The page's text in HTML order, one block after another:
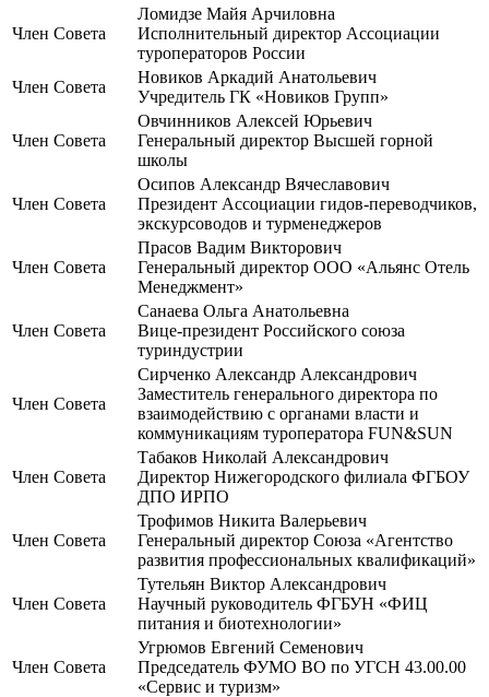
Член Совета
Ломидзе Майя Арчиловна
Исполнительный директор Ассоциации
туроператоров России
Член Совета
Новиков Аркадий Анатольевич
Учредитель ГК «Новиков Групп»
Член Совета
Овчинников Алексей Юрьевич
Генеральный директор Высшей горной
школы
Член Совета
Осипов Александр Вячеславович
Президент Ассоциации гидов-переводчиков,
экскурсоводов и турменеджеров
Член Совета
Прасов Вадим Викторович
Генеральный директор ООО «Альянс Отель
Менеджмент»
Член Совета
Санаева Ольга Анатольевна
Вице-президент Российского союза
туриндустрии
Член Совета
Сирченко Александр Александрович
Заместитель генерального директора по
взаимодействию с органами власти и
коммуникациям туроператора FUN&SUN
Член Совета
Табаков Николай Александрович
Директор Нижегородского филиала ФГБОУ
ДПО ИРПО
Член Совета
Трофимов Никита Валерьевич
Генеральный директор Союза «Агентство
развития профессиональных квалификаций»
Член Совета
Тутельян Виктор Александрович
Научный руководитель ФГБУН «ФИЦ
питания и биотехнологии»
Член Совета
Угрюмов Евгений Семенович
Председатель ФУМО ВО по УГСН 43.00.00
«Сервис и туризм»